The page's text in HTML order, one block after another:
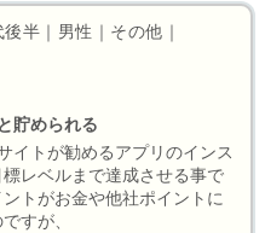
半｜男性｜その他｜
貯められる
イトが勧めるアプリのインス
レベルまで達成させる事で
トがお金や他社ポイントに
すが、